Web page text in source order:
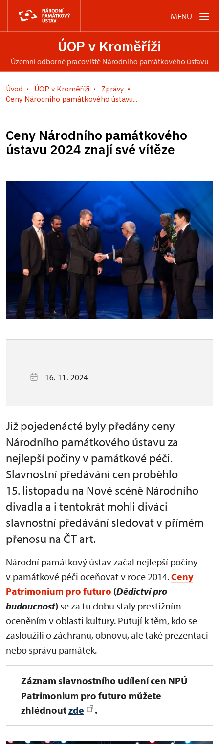
MENU
ÚOP v Kroměříži
územní odborné pracoviště Národního památkového ústavu
Úvod ÚOP v Kroměříži
Zprávy
Ceny Národního památkového ústavu...
Ceny Národního památkového
ústavu 2024 znají své vítěze
16. 11. 2024
Již pojedenácté byly předány ceny
Národního památkového ústavu za
nejlepší počiny v památkové péči.
Slavnostní předávání cen proběhlo
15. listopadu na Nové scéně Národního
divadla a i tentokrát mohli diváci
slavnostní předávání sledovat v přímém
přenosu na ČT art.
Národní památkový ústav začal nejlepší počiny
v památkové péči oceňovat v roce 2014.Ceny
Patrimonium pro futuro (Dědictví pro
budoucnost) se za tu dobu staly prestižním
oceněním v oblasti kultury. Putují k těm, kdo se
zasloužili o záchranu, obnovu, ale také prezentaci
nebo správu památek.
Záznam slavnostního udílení cen NPÚ
Patrimonium pro futuro můžete
zhlédnoutzde .